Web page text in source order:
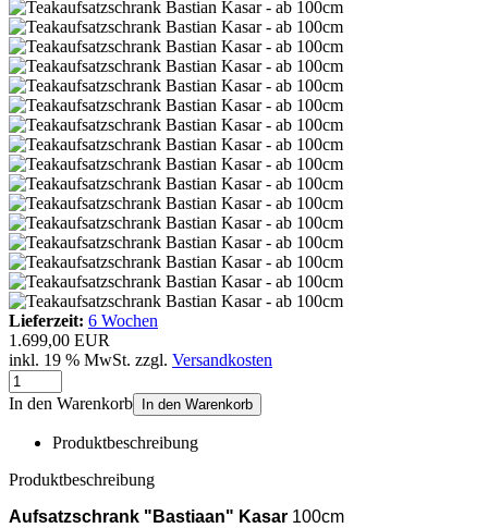
Lieferzeit: 6 Wochen
1.699,00 EUR
inkl. 19 % MwSt. zzgl. Versandkosten
In den Warenkorb In den Warenkorb
Produktbeschreibung
Produktbeschreibung
Aufsatzschrank "Bastiaan" Kasar 100cm